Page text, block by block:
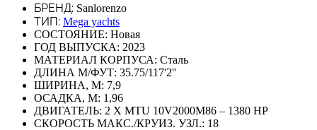
БРЕНД: Sanlorenzo
ТИП: Mega yachts
СОСТОЯНИЕ: Новая
ГОД ВЫПУСКА: 2023
МАТЕРИАЛ КОРПУСА: Сталь
ДЛИНА М/ФУТ: 35.75/117'2''
ШИРИНА, М: 7,9
ОСАДКА, М: 1,96
ДВИГАТЕЛЬ: 2 X MTU 10V2000M86 – 1380 HP
СКОРОСТЬ МАКС./КРУИЗ. УЗЛ.: 18